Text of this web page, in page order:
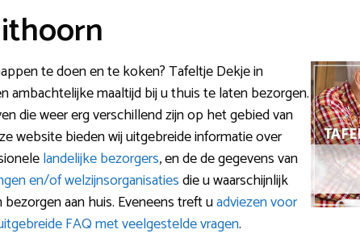
te doen en te koken? Tafeltje Dekje in
ambachtelijke maaltijd bij u thuis te laten bezorgen.
die weer erg verschillend zijn op het gebied van
website bieden wij uitgebreide informatie over
landelijke bezorgers, en de de gegevens van
en/of welzijnsorganisatiesdie u waarschijnlijk
aan huis. Eveneens treft uadviezen voor
FAQ met veelgestelde vragen.